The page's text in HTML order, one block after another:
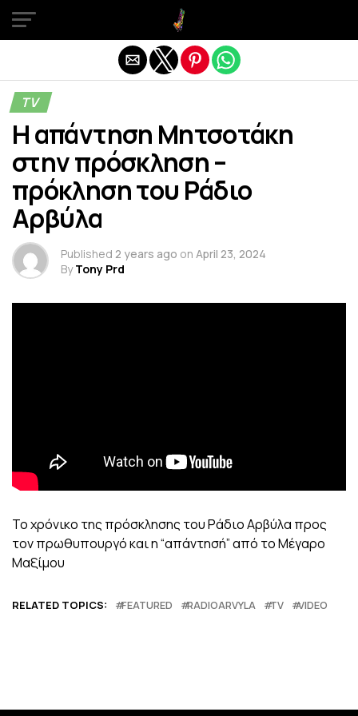
TV
Η απάντηση Μητσοτάκη
στην πρόσκληση –
πρόκληση του Ράδιο
Αρβύλα
Published 2 years ago on April 23, 2024
By Tony Prd
Το χρόνικο της πρόσκλησης του Ράδιο Αρβύλα προς
τον πρωθυπουργό και η “απάντησή” από το Μέγαρο
Μαξίμου
RELATED TOPICS: FEATURED RADIOARVYLA TV VIDEO
Exit mobile version